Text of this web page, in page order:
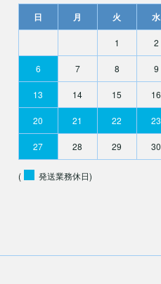
日 月 火 水
1 2
6 7 8 9
13 14 15 16
20 21 22 23
27 28 29 30
( 発送業務休日)